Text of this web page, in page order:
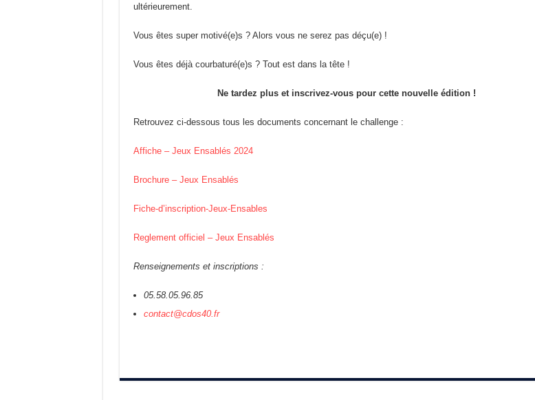
ultérieurement.
Vous êtes super motivé(e)s ? Alors vous ne serez pas déçu(e) !
Vous êtes déjà courbaturé(e)s ? Tout est dans la tête !
Ne tardez plus et inscrivez-vous pour cette nouvelle édition !
Retrouvez ci-dessous tous les documents concernant le challenge :
Affiche – Jeux Ensablés 2024
Brochure – Jeux Ensablés
Fiche-d’inscription-Jeux-Ensables
Reglement officiel – Jeux Ensablés
Renseignements et inscriptions :
05.58.05.96.85
contact@cdos40.fr